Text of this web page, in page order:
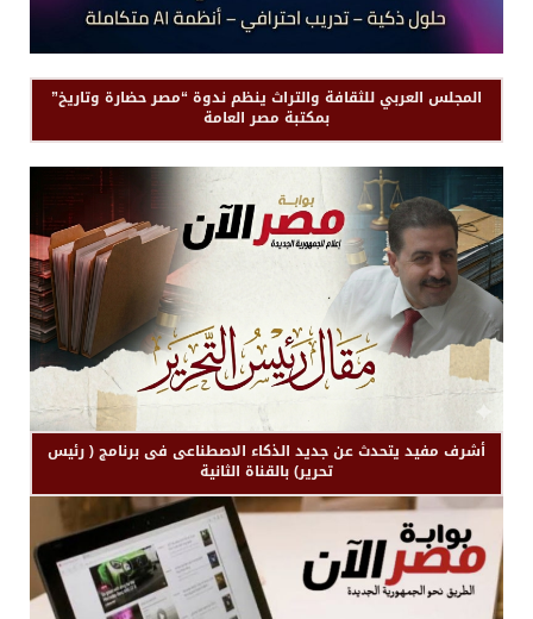
المجلس العربي للثقافة والتراث ينظم ندوة “مصر حضارة وتاريخ”
بمكتبة مصر العامة
أشرف مفيد يتحدث عن جديد الذكاء الاصطناعى فى برنامج ( رئيس
تحرير) بالقناة الثانية